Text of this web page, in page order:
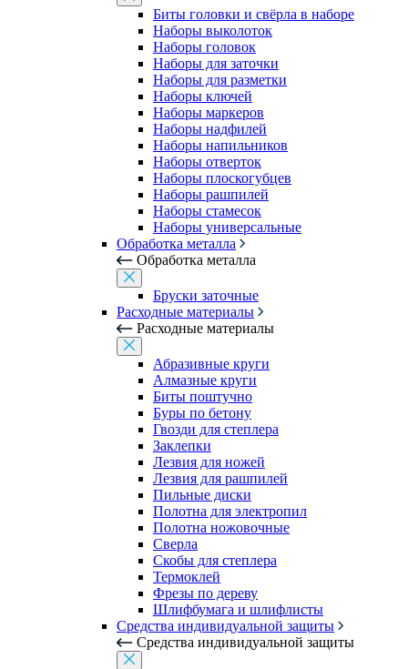
Биты головки и свёрла в наборе
Наборы выколоток
Наборы головок
Наборы для заточки
Наборы для разметки
Наборы ключей
Наборы маркеров
Наборы надфилей
Наборы напильников
Наборы отверток
Наборы плоскогубцев
Наборы рашпилей
Наборы стамесок
Наборы универсальные
Обработка металла
Обработка металла
Бруски заточные
Расходные материалы
Расходные материалы
Абразивные круги
Алмазные круги
Биты поштучно
Буры по бетону
Гвозди для степлера
Заклепки
Лезвия для ножей
Лезвия для рашпилей
Пильные диски
Полотна для электропил
Полотна ножовочные
Сверла
Скобы для степлера
Термоклей
Фрезы по дереву
Шлифбумага и шлифлисты
Средства индивидуальной защиты
Средства индивидуальной защиты